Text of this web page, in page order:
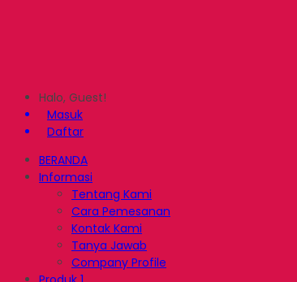
Halo, Guest!
Masuk
Daftar
BERANDA
Informasi
Tentang Kami
Cara Pemesanan
Kontak Kami
Tanya Jawab
Company Profile